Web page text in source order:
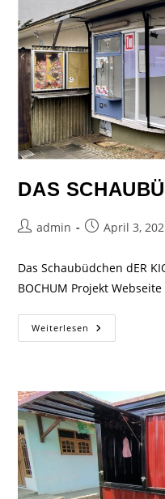
DAS
admin April 3,
Das Schaubüdchen dER
BOCHUM Projekt Webseite
Weiterlesen